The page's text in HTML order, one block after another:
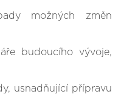
možných změn
budoucího vývoje,
usnadňující přípravu